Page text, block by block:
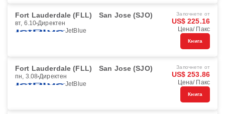
Fort Lauderdale (FLL) San Jose (SJO)
вт, 6.10 Директен
JetBlue
Започнете от
US$ 225.16
Цена/ Пакс
Книга
Fort Lauderdale (FLL) San Jose (SJO)
пн, 3.08 Директен
JetBlue
Започнете от
US$ 253.86
Цена/ Пакс
Книга